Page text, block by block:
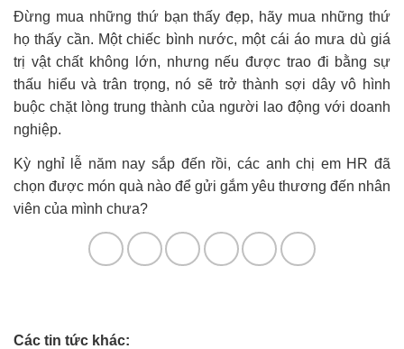
Đừng mua những thứ bạn thấy đẹp, hãy mua những thứ
họ thấy cần. Một chiếc bình nước, một cái áo mưa dù giá
trị vật chất không lớn, nhưng nếu được trao đi bằng sự
thấu hiểu và trân trọng, nó sẽ trở thành sợi dây vô hình
buộc chặt lòng trung thành của người lao động với doanh
nghiệp.
Kỳ nghỉ lễ năm nay sắp đến rồi, các anh chị em HR đã
chọn được món quà nào để gửi gắm yêu thương đến nhân
viên của mình chưa?
Các tin tức khác: